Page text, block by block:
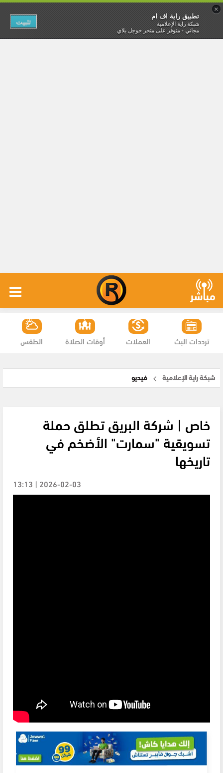
×
تطبيق راية اف ام
شبكة راية الإعلامية
مجاني - متوفر على متجر جوجل بلاي
تثبيت
الطقس أوقات الصلاة العملات ترددات البث
شبكة راية الإعلامية فيديو
خاص | شركة البريق تطلق حملة
تسويقية "سمارت" الأضخم في
تاريخها
2026-02-03 | 13:13